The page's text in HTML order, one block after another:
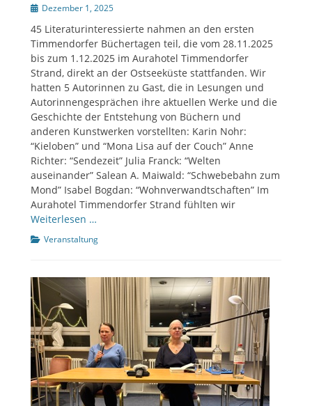
Veröffentlicht
Dezember 1, 2025
45 Literaturinteressierte nahmen an den ersten
Timmendorfer Büchertagen teil, die vom 28.11.2025
bis zum 1.12.2025 im Aurahotel Timmendorfer
Strand, direkt an der Ostseeküste stattfanden. Wir
hatten 5 Autorinnen zu Gast, die in Lesungen und
Autorinnengesprächen ihre aktuellen Werke und die
Geschichte der Entstehung von Büchern und
anderen Kunstwerken vorstellten: Karin Nohr:
“Kieloben” und “Mona Lisa auf der Couch” Anne
Richter: “Sendezeit” Julia Franck: “Welten
auseinander” Salean A. Maiwald: “Schwebebahn zum
Mond” Isabel Bogdan: “Wohnverwandtschaften” Im
Aurahotel Timmendorfer Strand fühlten wir
Weiterlesen …
Kategorien
Veranstaltung